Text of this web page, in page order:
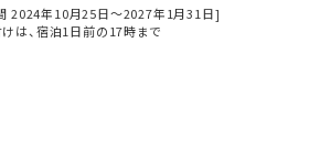
2024年10月25日～2027年1月31日]
は、宿泊1日前の17時まで